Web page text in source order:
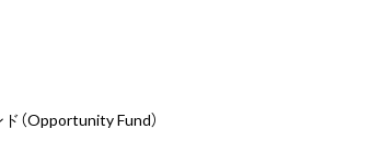
（Opportunity Fund）